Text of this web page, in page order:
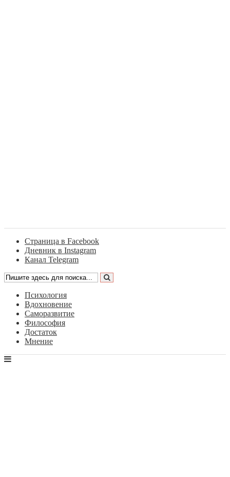
Страница в Facebook
Дневник в Instagram
Канал Telegram
Психология
Вдохновение
Саморазвитие
Философия
Достаток
Мнение